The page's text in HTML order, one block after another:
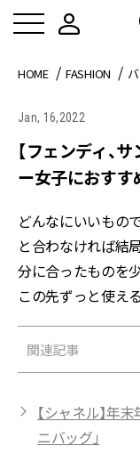
HOME FASHION
Jan, 16,2022
【フェンディ、
ー女子におすす
どんなにいいもの
と合わなければ結
分に合ったものを
この先ずっと使え
関連記事
【シャネル】年
ニバッグ」